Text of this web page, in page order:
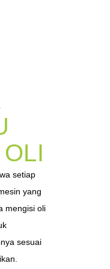
setiap
yang
mengisi oli
sesuai